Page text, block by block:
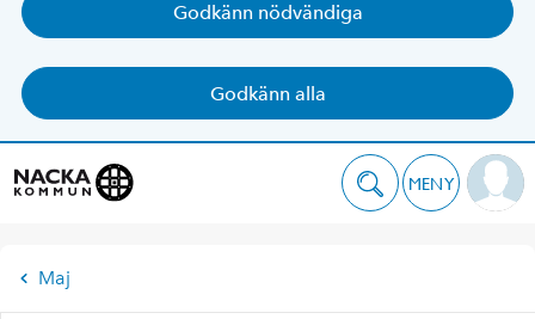
Godkänn nödvändiga
Godkänn alla
MENY
Maj